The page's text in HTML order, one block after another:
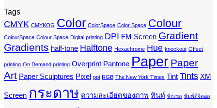
Tags
CMYK CMYKOG Color ColorSpace Color Space Colour
ColourSpace Colour Space Digital printing DPI FM Screen Gradient
Gradients half-tone Halftone Hexachrome Hue knockout Offset
printing On Demand printing Overprint Pantone Paper Paper
Art Paper Sculptures Pixel ppi RGB The New York Times Tint Tints XM
Screen กระดาษ ความละเอียดของภาพ ทินท์ พิกเซล พิมพ์ดิจิตอล